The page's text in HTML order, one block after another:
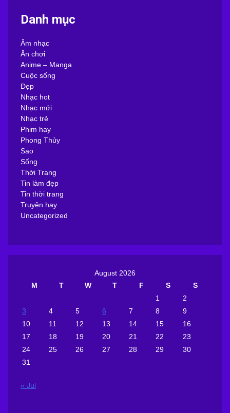
Danh mục
Âm nhạc
Ăn chơi
Anime – Manga
Cuộc sống
Đẹp
Nhạc hot
Nhạc mới
Nhạc trẻ
Phim hay
Phong Thủy
Sao
Sống
Thời Trang
Tin làm đẹp
Tin thời trang
Truyện hay
Uncategorized
August 2026
M
T W T F S
S
1
2
3
4 5 6 7 8
9
10
11 12 13 14 15
16
17
18 19 20 21 22
23
24
25 26 27 28 29
30
31
« Jul